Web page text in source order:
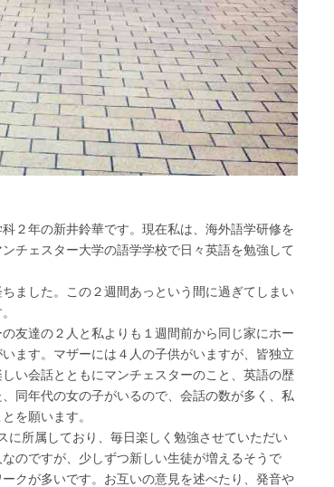
２年の新井鈴華です。現在私は、海外語学研修を
チェスター大学の語学学校で日々英語を勉強して
ました。この２週間あっという間に過ぎてしまい
友達の２人と私よりも１週間前から同じ家にホー
ます。マザーには４人の子供がいますが、皆独立
い会話とともにマンチェスターのこと、英語の歴
同年代の女の子がいるので、会話の数が多く、私
を願います。
に所属しており、毎日楽しく勉強させていただい
のですが、少しずつ新しい生徒が増えるそうで
クが多いです。お互いの意見を述べたり、発音や